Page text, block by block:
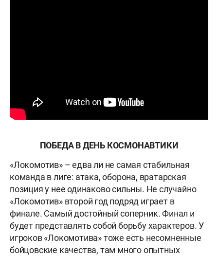
ПОБЕДА В ДЕНЬ КОСМОНАВТИКИ
«Локомотив» – едва ли не самая стабильная
команда в лиге: атака, оборона, вратарская
позиция у нее одинаково сильны. Не случайно
«Локомотив» второй год подряд играет в
финале. Самый достойный соперник. Финал и
будет представлять собой борьбу характеров. У
игроков «Локомотива» тоже есть несомненные
бойцовские качества, там много опытных